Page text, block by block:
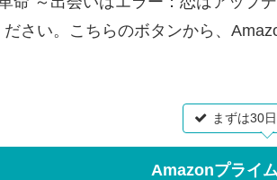
さい。こちらのボタンから、
まずは30
Amazonプライ